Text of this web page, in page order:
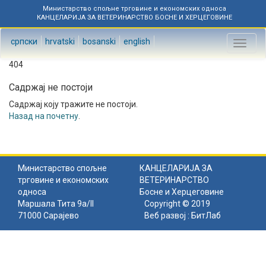
Министарство спољне трговине и економских односа
КАНЦЕЛАРИЈА ЗА ВЕТЕРИНАРСТВО БОСНЕ И ХЕРЦЕГОВИНЕ
српски hrvatski bosanski english
Toggle
404
Садржај не постоји
Садржај коју тражите не постоји.
Назад на почетну
Министарство спољне
трговине и економских
односа
КАНЦЕЛАРИЈА ЗА
ВЕТЕРИНАРСТВО
Босне и Херцеговине
Маршала Тита 9а/II
71000 Сарајево
Copyright © 2019
Веб развој : БитЛаб